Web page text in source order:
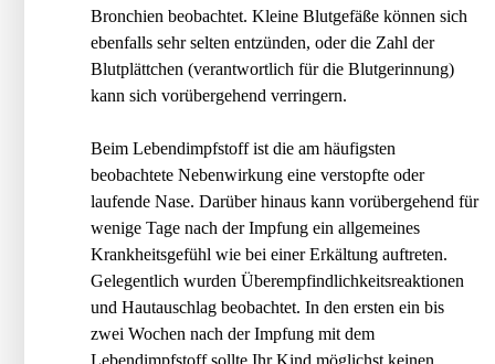
Bronchien beobachtet. Kleine Blutgefäße können sich
ebenfalls sehr selten entzünden, oder die Zahl der
Blutplättchen (verantwortlich für die Blutgerinnung)
kann sich vorübergehend verringern.
Beim Lebendimpfstoff ist die am häufigsten
beobachtete Nebenwirkung eine verstopfte oder
laufende Nase. Darüber hinaus kann vorübergehend für
wenige Tage nach der Impfung ein allgemeines
Krankheitsgefühl wie bei einer Erkältung auftreten.
Gelegentlich wurden Überempfindlichkeitsreaktionen
und Hautauschlag beobachtet. In den ersten ein bis
zwei Wochen nach der Impfung mit dem
Lebendimpfstoff sollte Ihr Kind möglichst keinen